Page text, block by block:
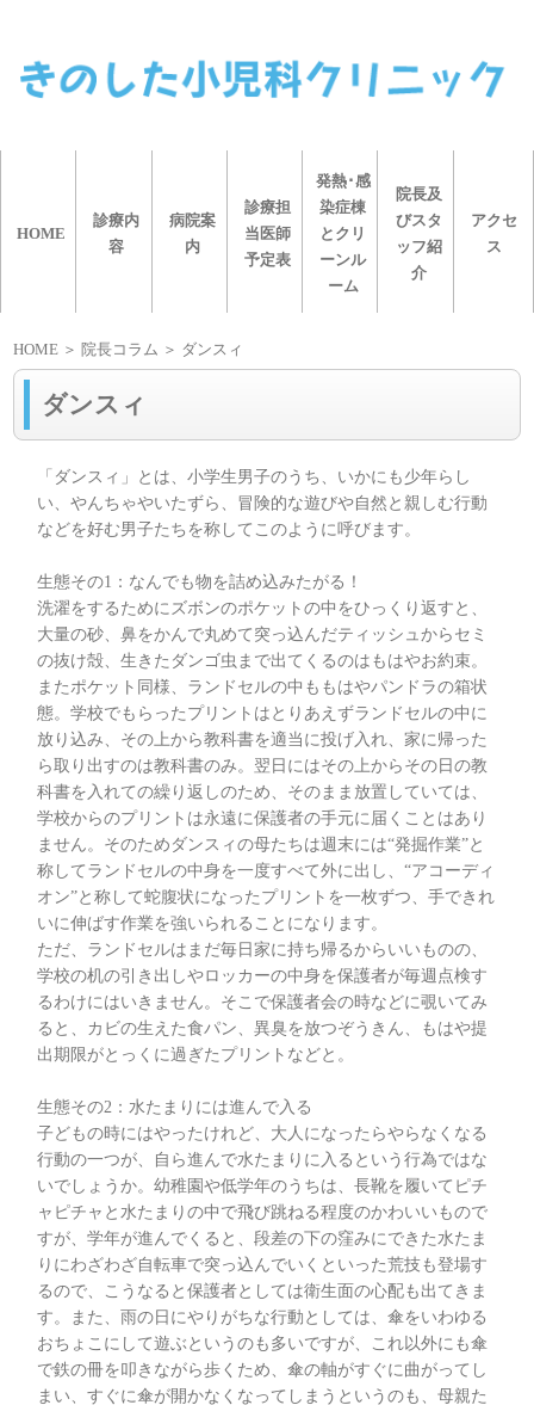
HOME
診療内
容
病院案
内
診療担
当医師
予定表
発熱･感
染症棟
とクリ
ーンル
ーム
院長及
びスタ
ッフ紹
介
アクセ
ス
HOME ＞ 院長コラム ＞ ダンスィ
ダンスィ
「ダンスィ」とは、小学生男子のうち、いかにも少年らし
い、やんちゃやいたずら、冒険的な遊びや自然と親しむ行動
などを好む男子たちを称してこのように呼びます。
生態その1：なんでも物を詰め込みたがる！
洗濯をするためにズボンのポケットの中をひっくり返すと、
大量の砂、鼻をかんで丸めて突っ込んだティッシュからセミ
の抜け殻、生きたダンゴ虫まで出てくるのはもはやお約束。
またポケット同様、ランドセルの中ももはやパンドラの箱状
態。学校でもらったプリントはとりあえずランドセルの中に
放り込み、その上から教科書を適当に投げ入れ、家に帰った
ら取り出すのは教科書のみ。翌日にはその上からその日の教
科書を入れての繰り返しのため、そのまま放置していては、
学校からのプリントは永遠に保護者の手元に届くことはあり
ません。そのためダンスィの母たちは週末には“発掘作業”と
称してランドセルの中身を一度すべて外に出し、“アコーディ
オン”と称して蛇腹状になったプリントを一枚ずつ、手できれ
いに伸ばす作業を強いられることになります。
ただ、ランドセルはまだ毎日家に持ち帰るからいいものの、
学校の机の引き出しやロッカーの中身を保護者が毎週点検す
るわけにはいきません。そこで保護者会の時などに覗いてみ
ると、カビの生えた食パン、異臭を放つぞうきん、もはや提
出期限がとっくに過ぎたプリントなどと。
生態その2：水たまりには進んで入る
子どもの時にはやったけれど、大人になったらやらなくなる
行動の一つが、自ら進んで水たまりに入るという行為ではな
いでしょうか。幼稚園や低学年のうちは、長靴を履いてピチ
ャピチャと水たまりの中で飛び跳ねる程度のかわいいもので
すが、学年が進んでくると、段差の下の窪みにできた水たま
りにわざわざ自転車で突っ込んでいくといった荒技も登場す
るので、こうなると保護者としては衛生面の心配も出てきま
す。また、雨の日にやりがちな行動としては、傘をいわゆる
おちょこにして遊ぶというのも多いですが、これ以外にも傘
で鉄の冊を叩きながら歩くため、傘の軸がすぐに曲がってし
まい、すぐに傘が開かなくなってしまうというのも、母親た